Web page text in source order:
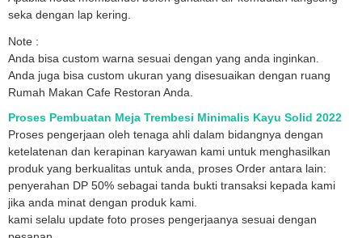
seka dengan lap kering.
Note :
Anda bisa custom warna sesuai dengan yang anda inginkan.
Anda juga bisa custom ukuran yang disesuaikan dengan ruang
Rumah Makan Cafe Restoran Anda.
Proses Pembuatan Meja Trembesi Minimalis Kayu Solid 2022
Proses pengerjaan oleh tenaga ahli dalam bidangnya dengan
ketelatenan dan kerapinan karyawan kami untuk menghasilkan
produk yang berkualitas untuk anda, proses Order antara lain:
penyerahan DP 50% sebagai tanda bukti transaksi kepada kami
jika anda minat dengan produk kami.
kami selalu update foto proses pengerjaanya sesuai dengan